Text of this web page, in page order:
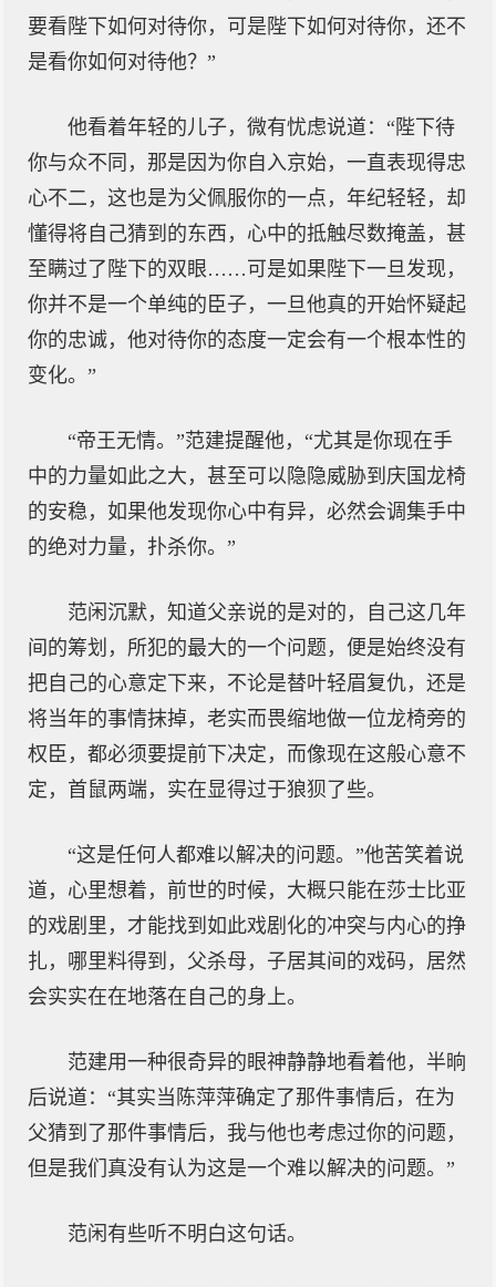
要看陛下如何对待你，可是陛下如何对待你，还不
是看你如何对待他？”
他看着年轻的儿子，微有忧虑说道：“陛下待
你与众不同，那是因为你自入京始，一直表现得忠
心不二，这也是为父佩服你的一点，年纪轻轻，却
懂得将自己猜到的东西，心中的抵触尽数掩盖，甚
至瞒过了陛下的双眼……可是如果陛下一旦发现，
你并不是一个单纯的臣子，一旦他真的开始怀疑起
你的忠诚，他对待你的态度一定会有一个根本性的
变化。”
“帝王无情。”范建提醒他，“尤其是你现在手
中的力量如此之大，甚至可以隐隐威胁到庆国龙椅
的安稳，如果他发现你心中有异，必然会调集手中
的绝对力量，扑杀你。”
范闲沉默，知道父亲说的是对的，自己这几年
间的筹划，所犯的最大的一个问题，便是始终没有
把自己的心意定下来，不论是替叶轻眉复仇，还是
将当年的事情抹掉，老实而畏缩地做一位龙椅旁的
权臣，都必须要提前下决定，而像现在这般心意不
定，首鼠两端，实在显得过于狼狈了些。
“这是任何人都难以解决的问题。”他苦笑着说
道，心里想着，前世的时候，大概只能在莎士比亚
的戏剧里，才能找到如此戏剧化的冲突与内心的挣
扎，哪里料得到，父杀母，子居其间的戏码，居然
会实实在在地落在自己的身上。
范建用一种很奇异的眼神静静地看着他，半晌
后说道：“其实当陈萍萍确定了那件事情后，在为
父猜到了那件事情后，我与他也考虑过你的问题，
但是我们真没有认为这是一个难以解决的问题。”
范闲有些听不明白这句话。